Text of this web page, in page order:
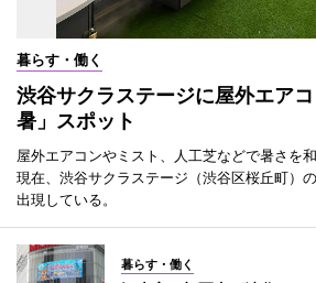
暮らす・働く
渋谷サクラステージに屋外エア
暑」スポット
屋外エアコンやミスト、人工芝などで暑さを
現在、渋谷サクラステージ（渋谷区桜丘町）
出現している。
暮らす・働く